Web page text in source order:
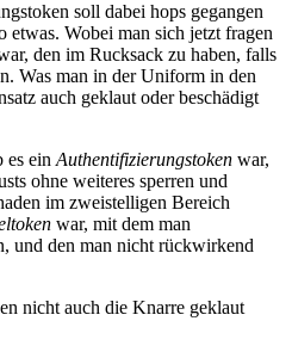
soll dabei hops gegangen
etwas. Wobei man sich jetzt fragen
den im Rucksack zu haben, falls
Was man in der Uniform in den
auch geklaut oder beschädigt
es einAuthentifizierungstoken war,
ohne weiteres sperren und
im zweistelligen Bereich
war, mit dem man
und den man nicht rückwirkend
nicht auch die Knarre geklaut